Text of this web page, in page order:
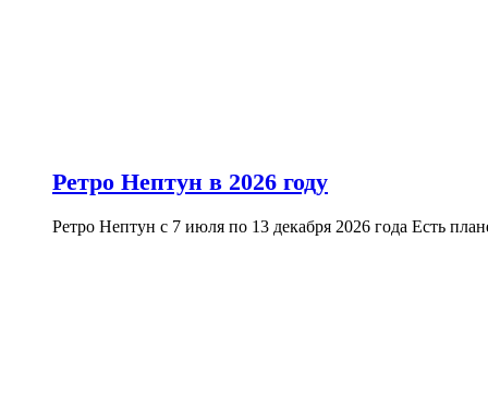
Ретро Нептун в 2026 году
Ретро Нептун с 7 июля по 13 декабря 2026 года Есть